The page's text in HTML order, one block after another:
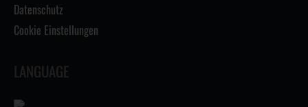
Datenschutz
Cookie Einstellungen
LANGUAGE